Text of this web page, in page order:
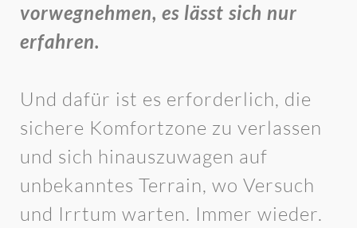
vorwegnehmen, es lässt sich nur
erfahren.
Und dafür ist es erforderlich, die
sichere Komfortzone zu verlassen
und sich hinauszuwagen auf
unbekanntes Terrain, wo Versuch
und Irrtum warten. Immer wieder.